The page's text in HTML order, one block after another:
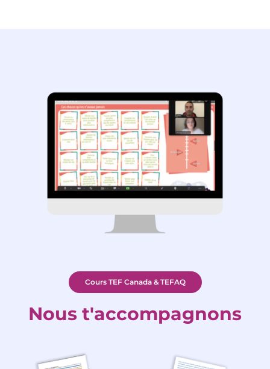
Cours TEF Canada & TEFAQ
Nous t'accompagnons